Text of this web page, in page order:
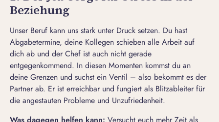
Beziehung
Unser Beruf kann uns stark unter Druck setzen. Du hast
Abgabetermine, deine Kollegen schieben alle Arbeit auf
dich ab und der Chef ist auch nicht gerade
entgegenkommend. In diesen Momenten kommst du an
deine Grenzen und suchst ein Ventil – also bekommt es der
Partner ab. Er ist erreichbar und fungiert als Blitzableiter für
die angestauten Probleme und Unzufriedenheit.